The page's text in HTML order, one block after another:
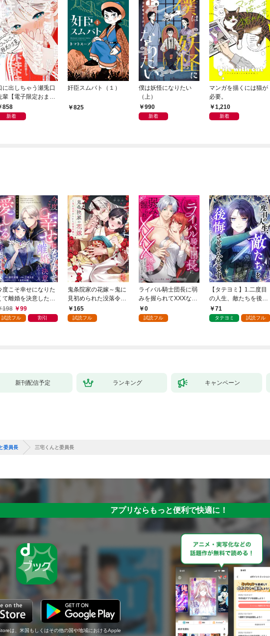
に出しちゃう瀬兎口
輩【電子限定おまけ
き】
858
新着
奸臣スムバト（１）
825
僕は妖怪になりたい
（上）
990
新着
マンガを描くには猫が
必要。
1,210
新着
度こそ幸せになりた
て離婚を決意したと
ろ、無表情な旦那様
「愛してる」と言っ
198 99
試読フル 割引
鬼条院家の花嫁～鬼に
見初められた没落令嬢
～１165
試読フル
ライバル騎士団長に弱
みを握られてXXXな勝
負をすることになりま
した第1話
0
試読フル
【タテヨミ】1.二度目
の人生、敵たちを後悔
させてみせます
71
タテヨミ 試読フル
新刊配信予定 ランキング キャンペーン
委員長 三宅くんと委員長
アプリならもっと便利で快適に！
は、米国もしくはその他の国や地域におけるApple